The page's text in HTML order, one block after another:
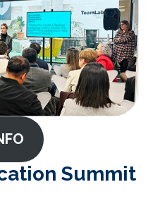
Summit